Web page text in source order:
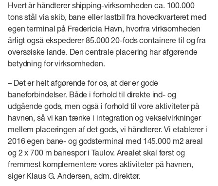
Hvert år håndterer shipping-virksomheden ca. 100.000
tons stål via skib, bane eller lastbil fra hovedkvarteret med
egen terminal på Fredericia Havn, hvorfra virksomheden
årligt også ekspederer 85.000 20-fods containere til og fra
oversøiske lande. Den centrale placering har afgørende
betydning for virksomheden.
– Det er helt afgørende for os, at der er gode
baneforbindelser. Både i forhold til direkte ind- og
udgående gods, men også i forhold til vore aktiviteter på
havnen, så vi kan tænke i integration og vekselvirkninger
mellem placeringen af det gods, vi håndterer. Vi etablerer i
2016 egen bane- og godsterminal med 145.000 m2 areal
og 2 x 700 m banespor i Taulov. Arealet skal først og
fremmest komplementere vores aktiviteter på havnen,
siger Klaus G. Andersen, adm. direktør.